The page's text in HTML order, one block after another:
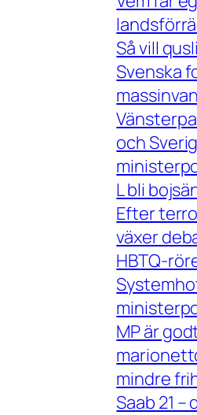
Så vill
Svenska
och
L bli
Efter
växer
HBTQ-
MP är
mindre
Saab 21 –